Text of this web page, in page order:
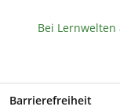
Bei
Barrierefreiheit